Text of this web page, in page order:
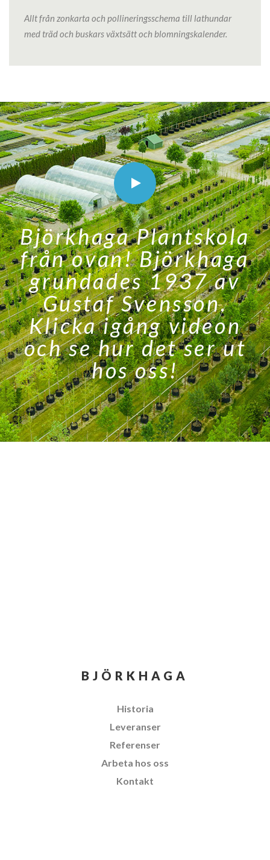
Allt från zonkarta och pollineringsschema till lathundar
med träd och buskars växtsätt och blomningskalender.
Björkhaga Plantskola
från ovan! Björkhaga
grundades 1937 av
Gustaf Svensson.
Klicka igång videon
och se hur det ser ut
hos oss!
BJÖRKHAGA
Historia
Leveranser
Referenser
Arbeta hos oss
Kontakt